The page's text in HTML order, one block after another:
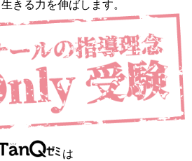
きる力を伸ばします。
は